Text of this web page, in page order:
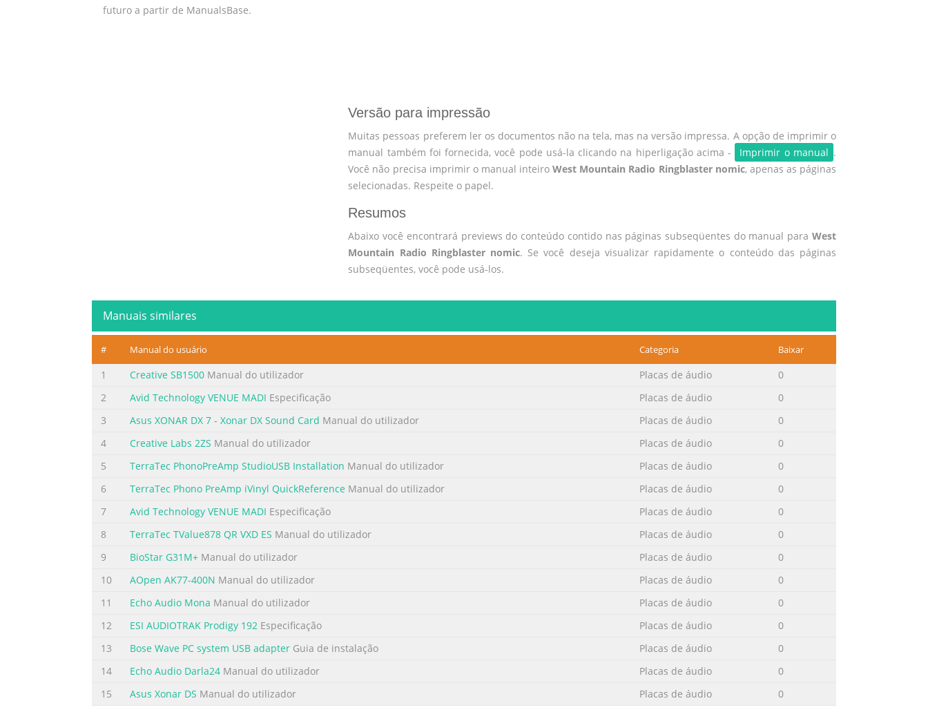
futuro a partir de ManualsBase.
Versão para impressão
Muitas pessoas preferem ler os documentos não na tela, mas na versão impressa. A opção de imprimir o
manual também foi fornecida, você pode usá-la clicando na hiperligação acima -
Imprimir o manual .
Você não precisa imprimir o manual inteiroWest Mountain Radio Ringblaster nomic, apenas as páginas
selecionadas. Respeite o papel.
Resumos
Abaixo você encontrará previews do conteúdo contido nas páginas subseqüentes do manual para West
Mountain Radio Ringblaster nomic. Se você deseja visualizar rapidamente o conteúdo das páginas
subseqüentes, você pode usá-los.
Manuais similares
# Manual do usuário Categoria Baixar
1 Creative SB1500 Manual do utilizador Placas de áudio
0
2
Avid Technology VENUE MADI Especificação Placas de áudio
0
3
Asus XONAR DX 7 - Xonar DX Sound Card Manual do utilizador Placas de áudio
0
4
Creative Labs 2ZS Manual do utilizador Placas de áudio
0
5
TerraTec PhonoPreAmp StudioUSB Installation Manual do utilizador Placas de áudio
0
6
TerraTec Phono PreAmp iVinyl QuickReference Manual do utilizador Placas de áudio
0
7
Avid Technology VENUE MADI Especificação Placas de áudio
0
8
TerraTec TValue878 QR VXD ES Manual do utilizador Placas de áudio
0
9
BioStar G31M+ Manual do utilizador Placas de áudio
0
10
AOpen AK77-400N Manual do utilizador Placas de áudio
0
11
Echo Audio Mona Manual do utilizador Placas de áudio
0
12
ESI AUDIOTRAK Prodigy 192 Especificação Placas de áudio
0
13
Bose Wave PC system USB adapter Guia de instalação Placas de áudio
0
14
Echo Audio Darla24 Manual do utilizador Placas de áudio
0
15
Asus Xonar DS Manual do utilizador Placas de áudio 0